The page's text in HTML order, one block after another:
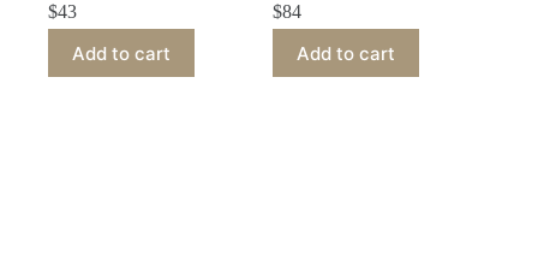
$43
Add to cart
$84
Add to cart